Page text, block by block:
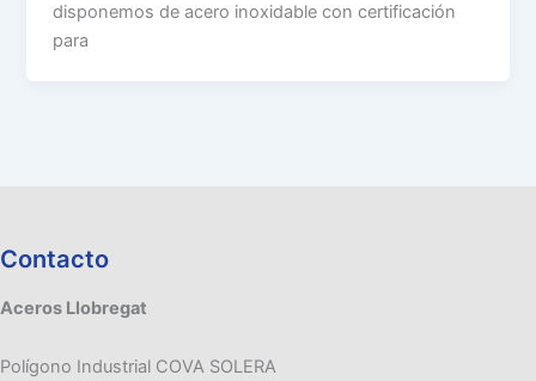
disponemos de acero inoxidable con certificación
para
Contacto
Aceros Llobregat
Polígono Industrial COVA SOLERA